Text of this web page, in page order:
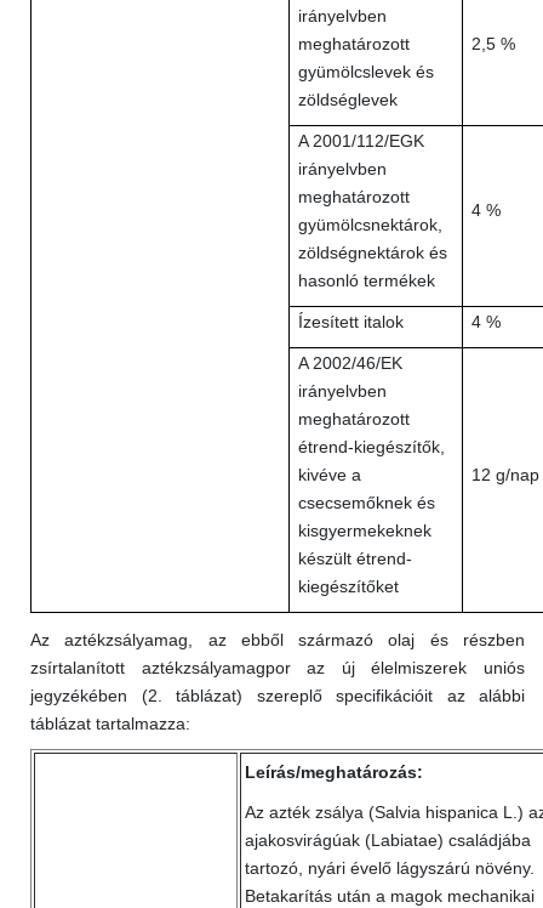
irányelvben
meghatározott
gyümölcslevek és
zöldséglevek
2,5 %
A 2001/112/EGK
irányelvben
meghatározott
gyümölcsnektárok,
zöldségnektárok és
hasonló termékek
4 %
Ízesített italok 4 %
A 2002/46/EK
irányelvben
meghatározott
étrend-kiegészítők,
kivéve a
csecsemőknek és
kisgyermekeknek
készült étrend-
kiegészítőket
12 g/nap
Az aztékzsályamag, az ebből származó olaj és részben
zsírtalanított aztékzsályamagpor az új élelmiszerek uniós
jegyzékében (2. táblázat) szereplő specifikációit az alábbi
táblázat tartalmazza:
Leírás/meghatározás:
Az azték zsálya (Salvia hispanica L.)
ajakosvirágúak (Labiatae) családjába
tartozó, nyári évelő lágyszárú növény.
Betakarítás után a magok mechanikai